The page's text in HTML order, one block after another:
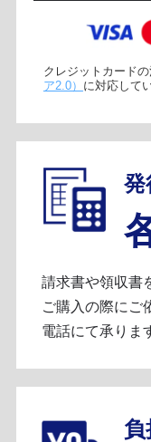
クレジットカードの
ア2.0） に対応して
発
請求書や領収書
ご購入の際にご
電話にて承りま
負